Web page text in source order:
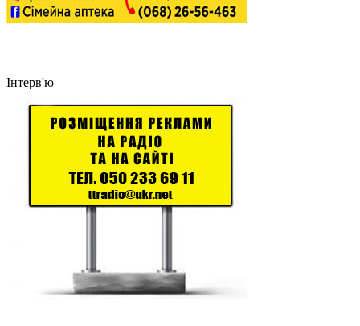
Інтерв'ю